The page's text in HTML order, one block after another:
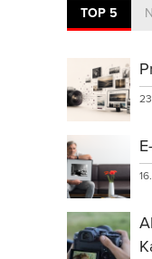
TOP 5